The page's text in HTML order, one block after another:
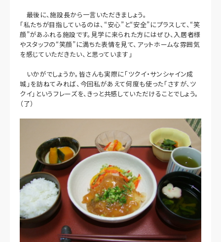
最後に、施設長から一言いただきましょう。
「私たちが目指しているのは、“安心”と“安全”にプラスして、“笑
顔”があふれる施設です。見学に来られた方にはぜひ、入居者様
やスタッフの“笑顔”に満ちた表情を見て、アットホームな雰囲気
を感じていただきたい、と思っています」
いかがでしょうか。皆さんも実際に「ツクイ・サンシャイン成
城」を訪ねてみれば、今回私があえて何度も使った「さすが、ツ
クイ」というフレーズを、きっと共感していただけることでしょう。
（了）